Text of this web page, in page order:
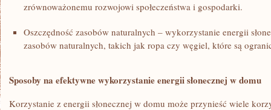
zrównoważonemu rozwojowi społeczeństwa i gospodarki.
Oszczędność zasobów naturalnych – wykorzystanie energii
zasobów naturalnych, takich jak ropa czy węgiel, które są
Sposoby na ‍efektywne wykorzystanie energii słonecznej w domu
Korzystanie z energii słonecznej w domu może przynieść wiele